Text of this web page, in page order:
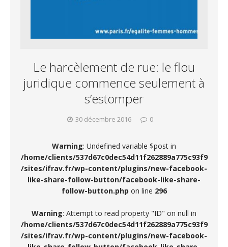
Le harcèlement de rue: le flou
juridique commence seulement à
s’estomper
30 décembre 2016 0
Warning: Undefined variable $post in
/home/clients/537d67c0dec54d11f262889a775c93f9
/sites/ifrav.fr/wp-content/plugins/new-facebook-
like-share-follow-button/facebook-like-share-
follow-button.php on line 296
Warning: Attempt to read property "ID" on null in
/home/clients/537d67c0dec54d11f262889a775c93f9
/sites/ifrav.fr/wp-content/plugins/new-facebook-